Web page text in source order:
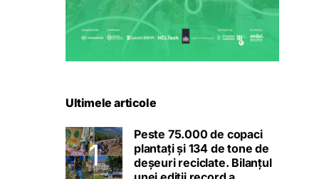
Ultimele articole
Peste 75.000 de copaci
plantați și 134 de tone de
deșeuri reciclate. Bilanțul